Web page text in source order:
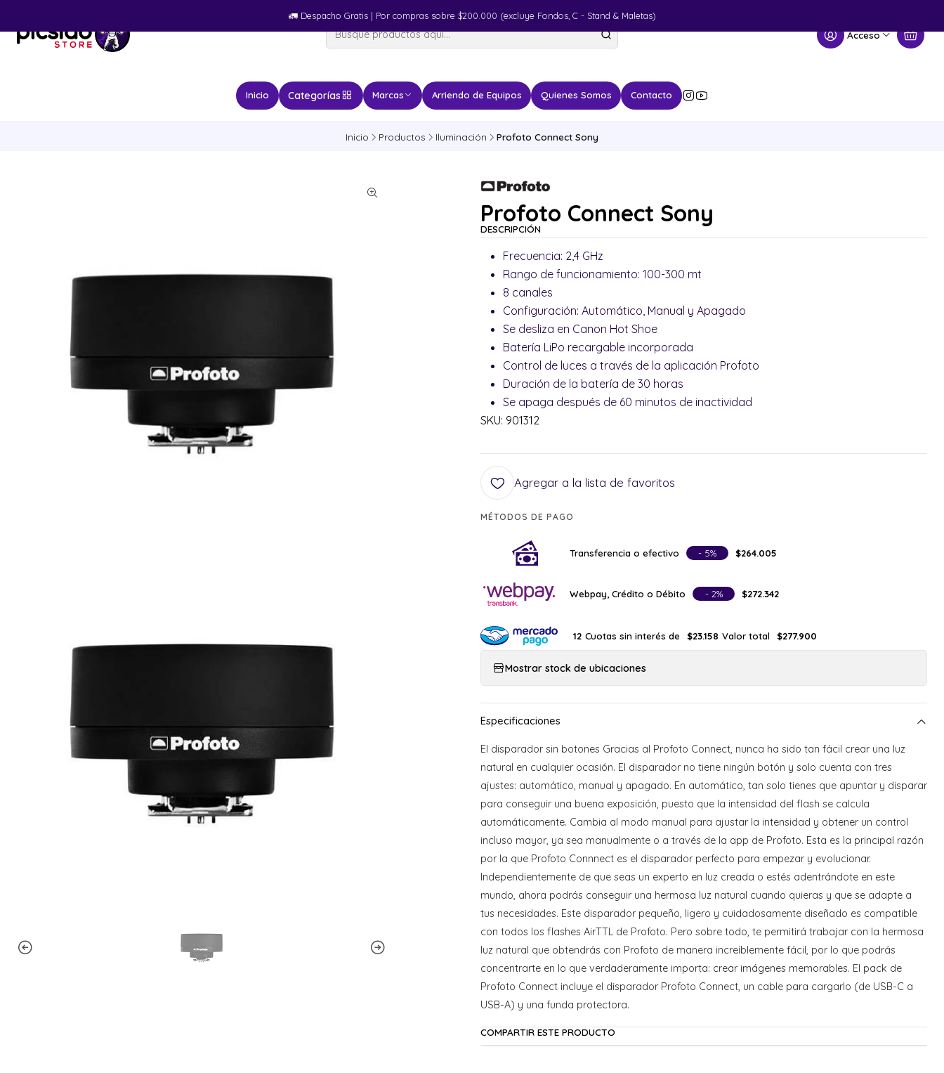
Acceso
Inicio Categorías Marcas Arriendo de Equipos Quienes Somos Contacto
🚛​ Despacho Gratis | Por compras sobre $200.000 (excluye Fondos, C - Stand & Maletas)
Inicio Productos Iluminación Profoto Connect Sony
Profoto Connect Sony
DESCRIPCIÓN
Frecuencia: 2,4 GHz
Rango de funcionamiento: 100-300 mt
8 canales
Configuración: Automático, Manual y Apagado
Se desliza en Canon Hot Shoe
Batería LiPo recargable incorporada
Control de luces a través de la aplicación Profoto
Duración de la batería de 30 horas
Se apaga después de 60 minutos de inactividad
SKU: 901312
Agregar a la lista de favoritos
MÉTODOS DE PAGO
Transferencia o efectivo - 5% $264.005
Webpay, Crédito o Débito - 2% $272.342
12 Cuotas sin interés de $23.158 Valor total $277.900
Mostrar stock de ubicaciones
El disparador sin botones Gracias al Profoto Connect, nunca ha sido tan fácil crear una luz
natural en cualquier ocasión. El disparador no tiene ningún botón y solo cuenta con tres
ajustes: automático, manual y apagado. En automático, tan solo tienes que apuntar y disparar
para conseguir una buena exposición, puesto que la intensidad del flash se calcula
automáticamente. Cambia al modo manual para ajustar la intensidad y obtener un control
incluso mayor, ya sea manualmente o a través de la app de Profoto. Esta es la principal razón
por la que Profoto Connnect es el disparador perfecto para empezar y evolucionar.
Independientemente de que seas un experto en luz creada o estés adentrándote en este
mundo, ahora podrás conseguir una hermosa luz natural cuando quieras y que se adapte a
tus necesidades. Este disparador pequeño, ligero y cuidadosamente diseñado es compatible
con todos los flashes AirTTL de Profoto. Pero sobre todo, te permitirá trabajar con la hermosa
luz natural que obtendrás con Profoto de manera increíblemente fácil, por lo que podrás
concentrarte en lo que verdaderamente importa: crear imágenes memorables. El pack de
Profoto Connect incluye el disparador Profoto Connect, un cable para cargarlo (de USB-C a
USB-A) y una funda protectora.
COMPARTIR ESTE PRODUCTO